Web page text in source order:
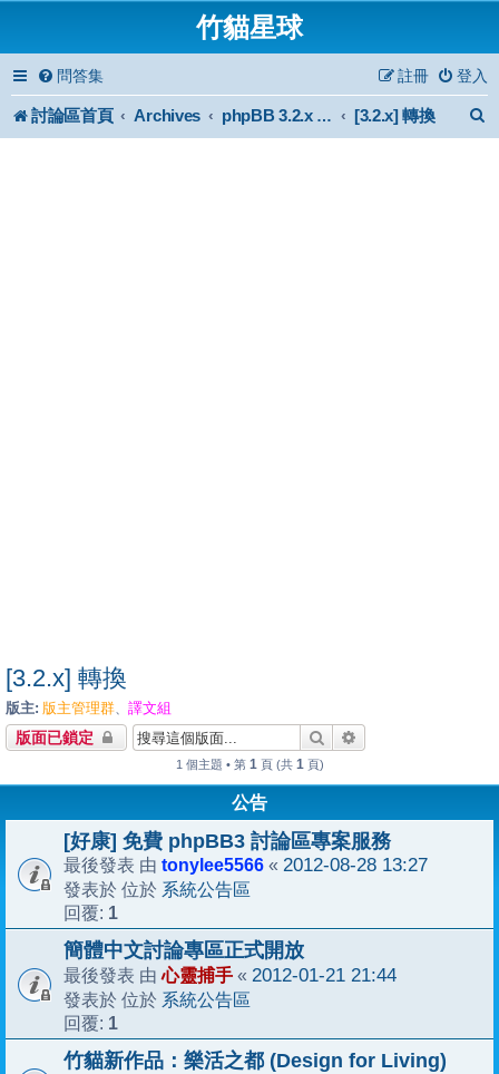
竹貓星球
問答集 登入
註冊
討論區首頁 Archives phpBB 3.2.x Forum Archive [3.2.x] 轉換
[3.2.x] 轉換
版主: 版主管理群、 譯文組
版面已鎖定 搜尋
1 個主題 • 第 1 頁 (共 1 頁)
公告
[好康] 免費 phpBB3 討論區專案服務
最後發表 由 tonylee5566 « 2012-08-28 13:27
發表於 位於 系統公告區
回覆: 1
簡體中文討論專區正式開放
最後發表 由心靈捕手 « 2012-01-21 21:44
發表於 位於 系統公告區
回覆: 1
竹貓新作品：樂活之都 (Design for Living)